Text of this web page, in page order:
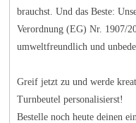
brauchst. Und das Beste:
Verordnung (EG) Nr. 1907/
umweltfreundlich und
Greif jetzt zu und werde
Turnbeutel personalisierst!
Bestelle noch heute deinen